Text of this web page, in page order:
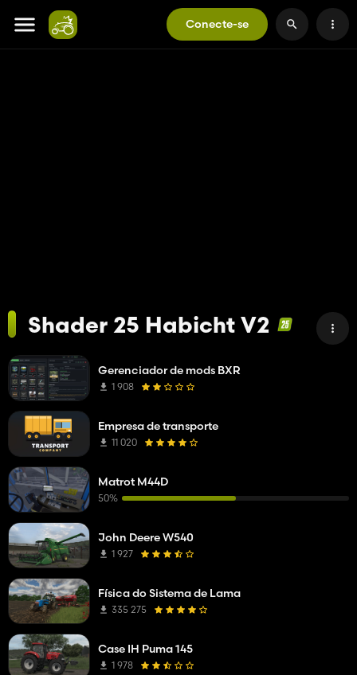
Conecte-se
Shader 25 Habicht V2
Gerenciador de mods BXR
1 908
Empresa de transporte
11 020
Matrot M44D
50%
John Deere W540
1 927
Física do Sistema de Lama
335 275
Case IH Puma 145
1 978